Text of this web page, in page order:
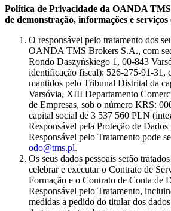
Política de Privacidade da OANDA
de demonstração, informações e serviços
O responsável pelo tratamento dos
OANDA TMS Brokers S.A., com
Rondo Daszyńskiego 1, 00-843
identificação fiscal): 526-275-91-31,
mantidos pelo Tribunal Distrital da
Varsóvia, XIII Departamento
de Empresas, sob o número KRS:
capital social de 3 537 560 PLN
Responsável pela Proteção de
Responsável pelo Tratamento pode
odo@tms.pl.
Os seus dados pessoais serão
celebrar e executar o Contrato de
Formação e o Contrato de Conta de
Responsável pelo Tratamento,
medidas a pedido do titular dos